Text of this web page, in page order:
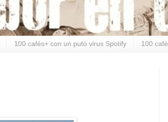
100 cafés+ con un puto virus Spotify 100